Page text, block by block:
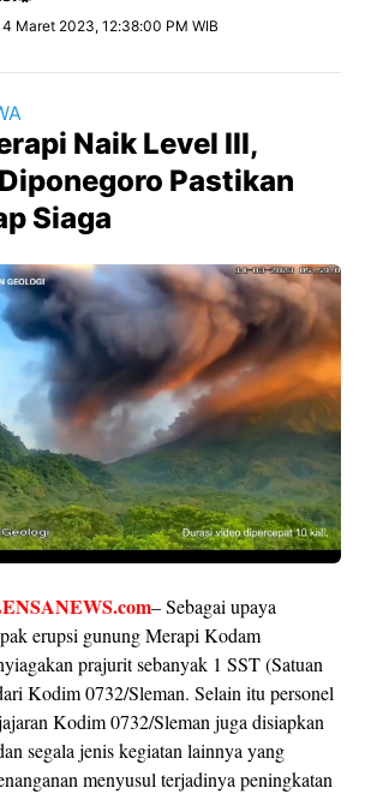
Maret 2023, 12:38:00 PM WIB
Naik Level III,
Pastikan
Siaga
– Sebagai upaya
erupsi gunung Merapi Kodam
prajurit sebanyak 1 SST (Satuan
Kodim 0732/Sleman. Selain itu personel
Kodim 0732/Sleman juga disiapkan
segala jenis kegiatan lainnya yang
menyusul terjadinya peningkatan